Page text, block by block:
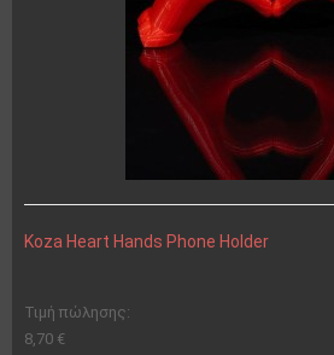
Koza Heart Hands Phone Holder
Τιμή πώλησης:
8,70 €